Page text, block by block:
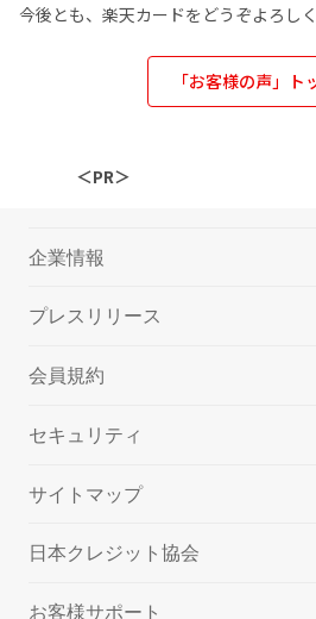
今後とも、楽天カードをどうぞよろし
「お客様の声」ト
＜PR＞
企業情報
プレスリリース
会員規約
セキュリティ
サイトマップ
日本クレジット協会
お客様サポート